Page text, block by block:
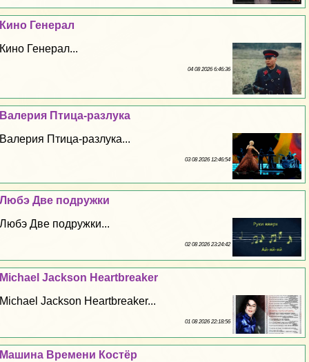
Кино Генерал
Кино Генерал...
04 08 2026 6:46:36
Валерия Птица-разлука
Валерия Птица-разлука...
03 08 2026 12:46:54
Любэ Две подружки
Любэ Две подружки...
02 08 2026 23:24:42
Michael Jackson Heartbreaker
Michael Jackson Heartbreaker...
01 08 2026 22:18:56
Машина Времени Костёр